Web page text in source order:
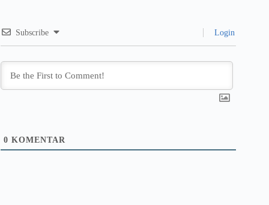
Subscribe Login
0 KOMENTAR